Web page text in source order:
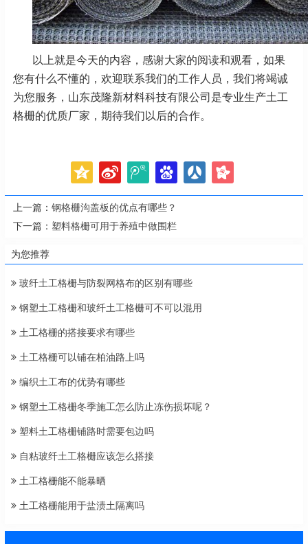
以上就是今天的内容，感谢大家的阅读和观看，如果
您有什么不懂的，欢迎联系我们的工作人员，我们将竭诚
为您服务，山东茂隆新材料科技有限公司是专业生产土工
格栅的优质厂家，期待我们以后的合作。
上一篇： 钢格栅沟盖板的优点有哪些？
下一篇： 塑料格栅可用于养殖中做围栏
为您推荐
玻纤土工格栅与防裂网格布的区别有哪些
钢塑土工格栅和玻纤土工格栅可不可以混用
土工格栅的搭接要求有哪些
土工格栅可以铺在柏油路上吗
编织土工布的优势有哪些
钢塑土工格栅冬季施工怎么防止冻伤损坏呢？
塑料土工格栅铺路时需要包边吗
自粘玻纤土工格栅应该怎么搭接
土工格栅能不能暴晒
土工格栅能用于盐渍土隔离吗